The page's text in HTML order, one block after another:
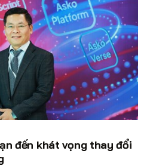
đến khát vọng thay đổi